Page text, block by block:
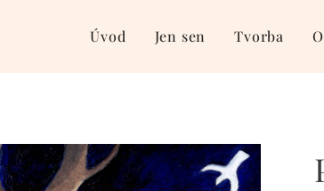
Úvod Jen sen Tvorba